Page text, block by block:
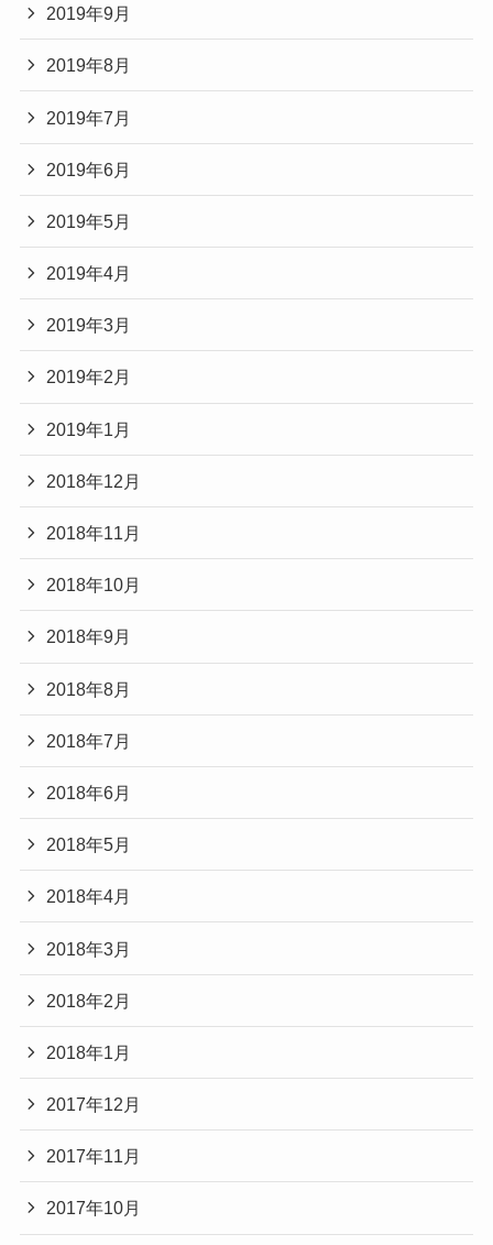
2019年9月
2019年8月
2019年7月
2019年6月
2019年5月
2019年4月
2019年3月
2019年2月
2019年1月
2018年12月
2018年11月
2018年10月
2018年9月
2018年8月
2018年7月
2018年6月
2018年5月
2018年4月
2018年3月
2018年2月
2018年1月
2017年12月
2017年11月
2017年10月